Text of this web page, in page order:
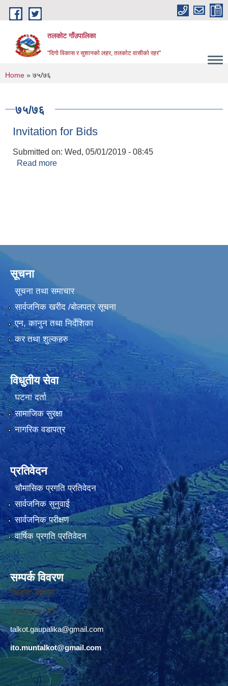
Skip to main content
तलकोट गाँउपालिका
"दिगाे विकास र सुशानकाे लहर, तलकाेट वासीकाे रहर"
You are here
Home » ७५/७६
७५/७६
Invitation for Bids
Submitted on: Wed, 05/01/2019 - 08:45
Read more
सूचना
सूचना तथा समाचार
सार्वजनिक खरीद /बोलपत्र सूचना
एन, कानुन तथा निर्देशिका
कर तथा शुल्कहरु
विधुतीय सेवा
घटना दर्ता
सामाजिक सुरक्षा
नागरिक वडापत्र
प्रतिवेदन
चौमासिक प्रगति प्रतिवेदन
सार्वजनिक सुनुवाई
सार्वजनिक परीक्षण
वार्षिक प्रगति प्रतिवेदन
सम्पर्क विवरण
तलकाेट ,बझाङ्ग
९८५८४२०८४५
talkot.gaupalika@gmail.com
ito.muntalkot@gmail.com